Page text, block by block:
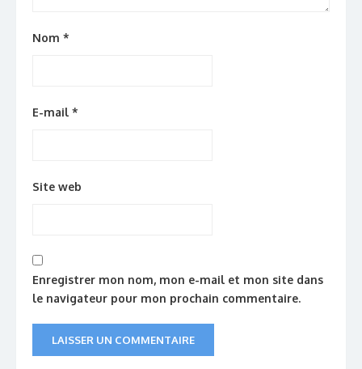
Nom *
E-mail *
Site web
Enregistrer mon nom, mon e-mail et mon site dans
le navigateur pour mon prochain commentaire.